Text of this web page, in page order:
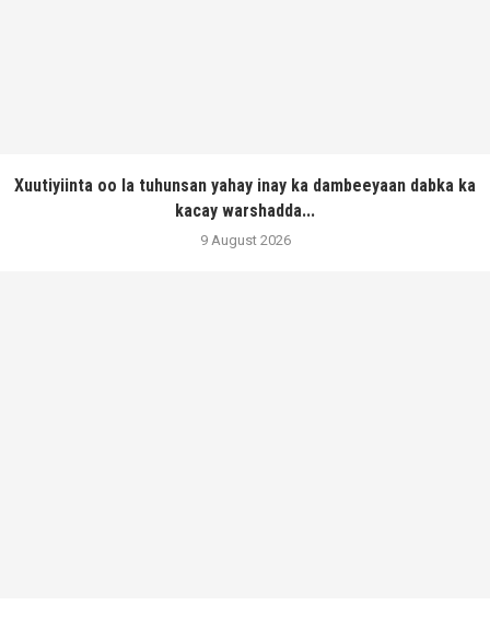
Xuutiyiinta oo la tuhunsan yahay inay ka dambeeyaan dabka ka
kacay warshadda...
9 August 2026